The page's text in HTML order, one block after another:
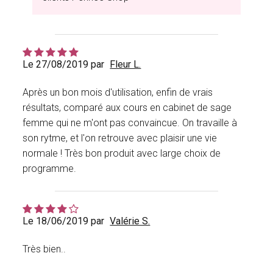
Le 27/08/2019 par Fleur L.
Après un bon mois d'utilisation, enfin de vrais
résultats, comparé aux cours en cabinet de sage
femme qui ne m'ont pas convaincue. On travaille à
son rytme, et l'on retrouve avec plaisir une vie
normale ! Très bon produit avec large choix de
programme.
Le 18/06/2019 par Valérie S.
Très bien..